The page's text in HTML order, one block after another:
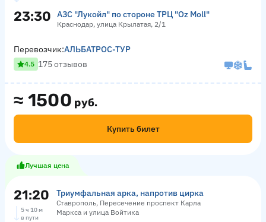
23:30 АЗС "Лукойл" по стороне ТРЦ "Оz Moll"
Краснодар, улица Крылатая, 2/1
≈ 1500 руб.
Купить билет
Перевозчик:АЛЬБАТРОС-ТУР
4.5 175 отзывов
Лучшая цена
21:20 Триумфальная арка, напротив цирка
Ставрополь, Пересечение проспект Карла
Маркса и улица Войтика
5 ч 10 м
в пути